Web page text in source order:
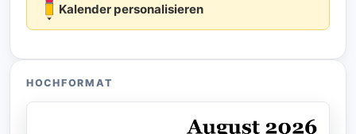
Kalender personalisieren
HOCHFORMAT